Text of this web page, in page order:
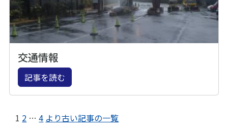
交通情報
記事を読む
1 2 … 4 より古い記事の一覧